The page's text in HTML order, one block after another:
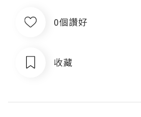
0個讚好
收藏